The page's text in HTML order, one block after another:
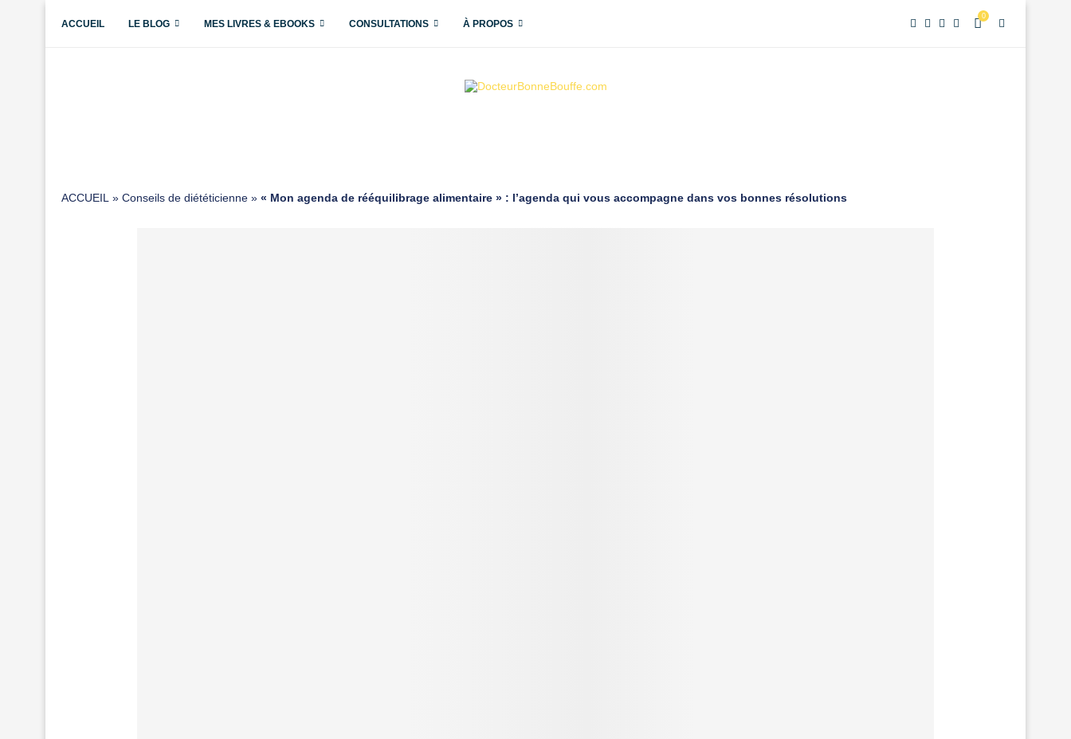
ACCUEIL LE BLOG MES LIVRES & EBOOKS CONSULTATIONS À PROPOS
0
ACCUEIL » Conseils de diététicienne » « Mon agenda de rééquilibrage alimentaire » : l’agenda qui vous accompagne dans vos bonnes résolutions